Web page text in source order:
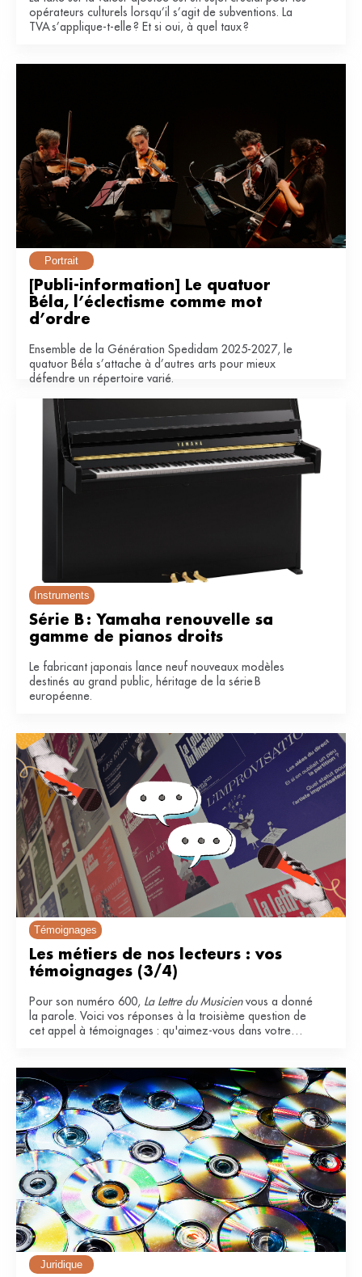
opérateurs culturels lorsqu’il s’agit de subventions. La
TVA s’applique-t-elle ? Et si oui, à quel taux ?
Portrait
[Publi-information] Le quatuor
Béla, l’éclectisme comme mot
d’ordre
Ensemble de la Génération Spedidam 2025-2027, le
quatuor Béla s’attache à d’autres arts pour mieux
défendre un répertoire varié.
Instruments
Série B : Yamaha renouvelle sa
gamme de pianos droits
Le fabricant japonais lance neuf nouveaux modèles
destinés au grand public, héritage de la série B
européenne.
Témoignages
Les métiers de nos lecteurs : vos
témoignages (3/4)
Pour son numéro 600, La Lettre du Musicienvous a donné
la parole. Voici vos réponses à la troisième question de
cet appel à témoignages : qu'aimez-vous dans votre
Juridique